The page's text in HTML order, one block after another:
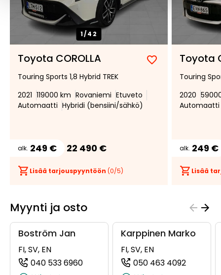
1/42
Toyota COROLLA
Lisää
suosikiksi
Poista
suosikeista
Touring Sports 1,8 Hybrid TREK
2021 119000 km Rovaniemi Etuveto
Automaatti Hybridi (bensiini/sähkö)
alk. 249 € 22 490 €
Lisää tarjouspyyntöön (0/5)
Toyota
Touring
2020
Automaatti
alk. 249 €
Lisää
Myynti ja osto
Boström Jan
FI, SV, EN
040 533 6960
(+358405336960, 0405336960,
Karppinen Marko
FI, SV, EN
050 463 4092